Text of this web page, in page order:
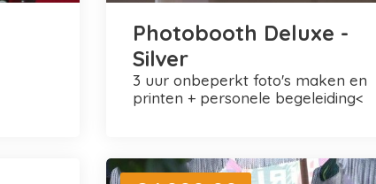
Photobooth Deluxe -
Silver
3 uur onbeperkt foto's maken en
printen + personele begeleiding<